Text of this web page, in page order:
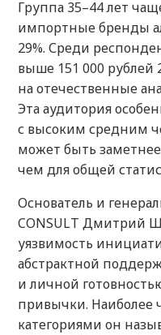
Группа 35–44 лет
импортные бренды
29%. Среди
выше 151 000 рублей
на отечественные
Эта аудитория
с высоким средним
может быть
чем для общей
Основатель и
CONSULT Дмитрий
уязвимость
абстрактной
и личной
привычки. Наиболее
категориями он